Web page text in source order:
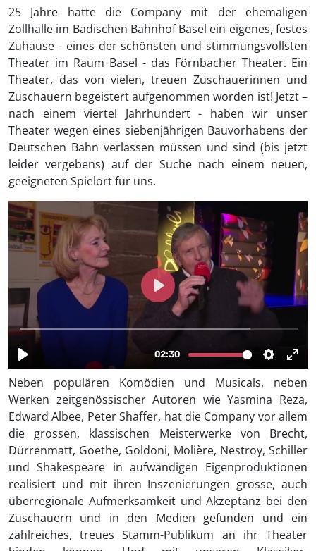
25 Jahre hatte die Company mit der ehemaligen
Zollhalle im Badischen Bahnhof Basel ein eigenes, festes
Zuhause - eines der schönsten und stimmungsvollsten
Theater im Raum Basel - das Förnbacher Theater. Ein
Theater, das von vielen, treuen Zuschauerinnen und
Zuschauern begeistert aufgenommen worden ist! Jetzt –
nach einem viertel Jahrhundert - haben wir unser
Theater wegen eines siebenjährigen Bauvorhabens der
Deutschen Bahn verlassen müssen und sind (bis jetzt
leider vergebens) auf der Suche nach einem neuen,
geeigneten Spielort für uns.
Neben populären Komödien und Musicals, neben
Werken zeitgenössischer Autoren wie Yasmina Reza,
Edward Albee, Peter Shaffer, hat die Company vor allem
die grossen, klassischen Meisterwerke von Brecht,
Dürrenmatt, Goethe, Goldoni, Molière, Nestroy, Schiller
und Shakespeare in aufwändigen Eigenproduktionen
realisiert und mit ihren Inszenierungen grosse, auch
überregionale Aufmerksamkeit und Akzeptanz bei den
Zuschauern und in den Medien gefunden und ein
zahlreiches, treues Stamm-Publikum an ihr Theater